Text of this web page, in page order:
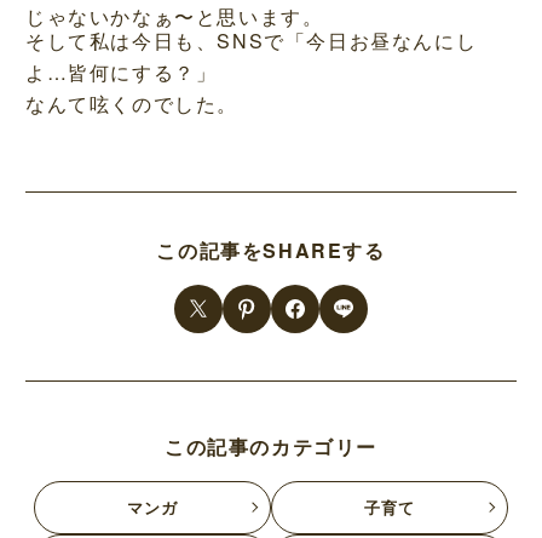
じゃないかなぁ〜と思います。
そして私は今日も、SNSで「今日お昼なんにし
よ…皆何にする？」
なんて呟くのでした。
この記事をSHAREする
この記事のカテゴリー
マンガ 子育て